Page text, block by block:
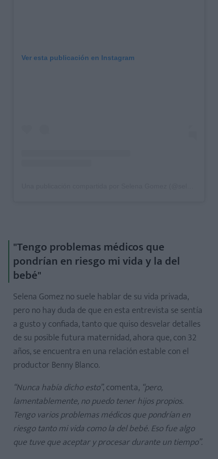
Ver esta publicación en Instagram
"Tengo problemas médicos que
pondrían en riesgo mi vida y la del
bebé"
Selena Gomez no suele hablar de su vida privada,
pero no hay duda de que en esta entrevista se sentía
a gusto y confiada, tanto que quiso desvelar detalles
de su posible futura maternidad, ahora que, con 32
años, se encuentra en una relación estable con el
productor Benny Blanco.
“Nunca había dicho esto”, comenta, “pero,
lamentablemente, no puedo tener hijos propios.
Tengo varios problemas médicos que pondrían en
riesgo tanto mi vida como la del bebé. Eso fue algo
que tuve que aceptar y procesar durante un tiempo”.